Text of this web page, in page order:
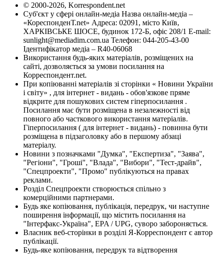
© 2000-2026, Korrespondent.net
Суб'єкт у сфері онлайн-медіа Назва онлайн-медіа –
«КореспонденТ.net» Адреса: 02091, місто Київ,
ХАРКІВСЬКЕ ШОСЕ, будинок 172-Б, офіс 208/1 E-mail:
sunlight@mediadim.com.ua Телефон: 044-205-43-00
Ідентифікатор медіа – R40-06068
Використання будь-яких матеріалів, розміщених на
сайті, дозволяється за умови посилання на
Корреспондент.net.
При копіюванні матеріалів зі сторінки « Новини України
і світу» , для інтернет - видань - обов'язкове пряме
відкрите для пошукових систем гіперпосилання .
Посилання має бути розміщена в незалежності від
повного або часткового використання матеріалів.
Гіперпосилання ( для інтернет - видань) - повинна бути
розміщена в підзаголовку або в першому абзаці
матеріалу.
Новини з позначками "Думка", "Експертиза", "Заява",
"Регіони", "Гроші", "Влада", "Вибори", "Тест-драйв",
"Спецпроекти", "Промо" публікуються на правах
реклами.
Розділ Спецпроекти створюється спільно з
комерційними партнерами.
Будь яке копіювання, публікація, передрук, чи наступне
поширення інформації, що містить посилання на
"Інтерфакс-Україна", EPA / UPG, суворо забороняється.
Власник веб-сторінки в розділі Я-Корреспондент є автор
публікації.
Будь-яке копіювання, передрук та відтворення